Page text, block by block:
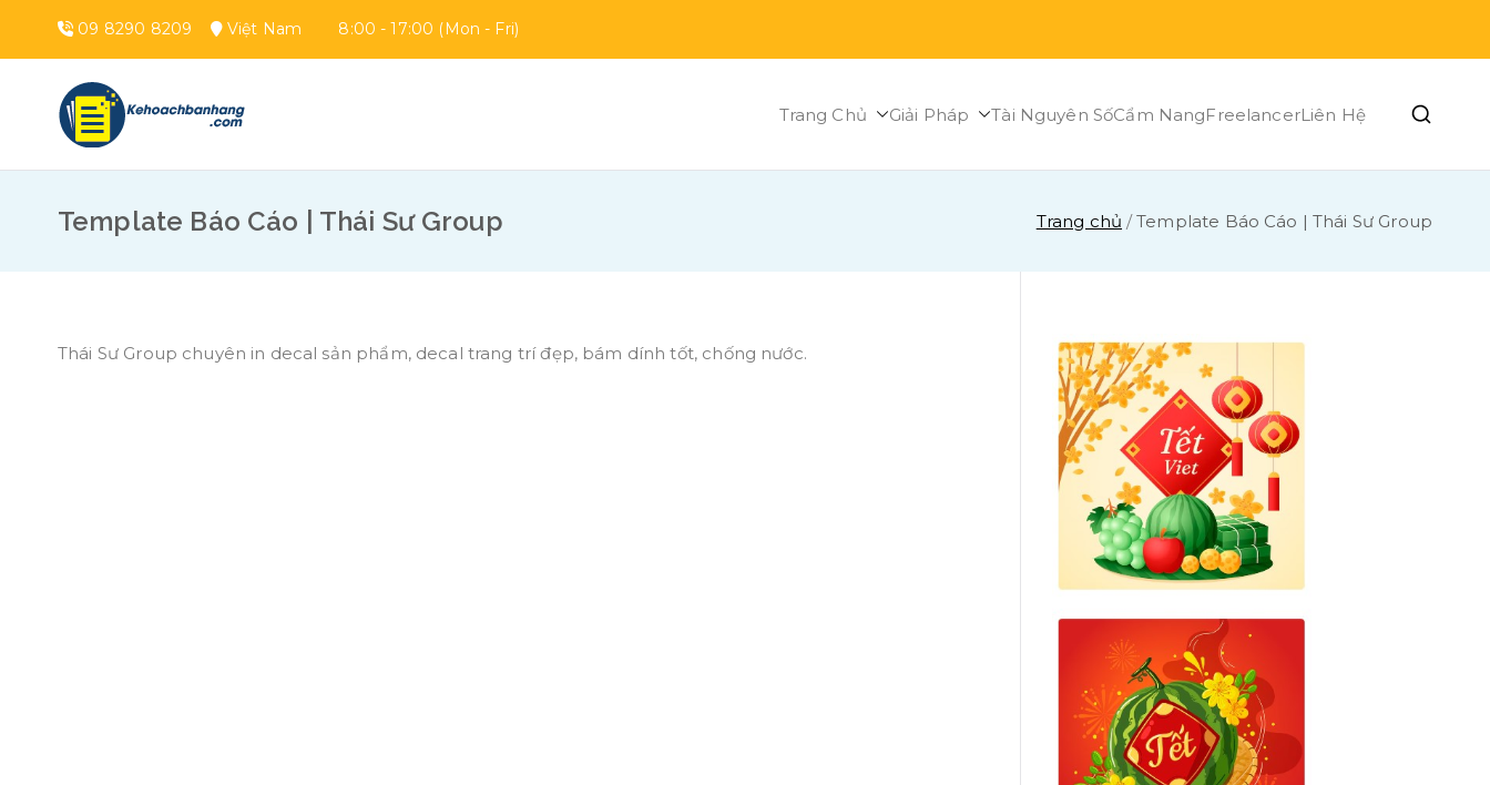
09 8290 8209 Việt Nam 8:00 - 17:00 (Mon - Fri)
Brandwall | Digital Business
Trang Chủ Giải Pháp Tài Nguyên SốCẩm NangFreelancerLiên Hệ
Template Báo Cáo | Thái Sư Group Trang chủ Template Báo Cáo | Thái Sư Group
Thái Sư Group chuyên in decal sản phẩm, decal trang trí đẹp, bám dính tốt, chống nước.